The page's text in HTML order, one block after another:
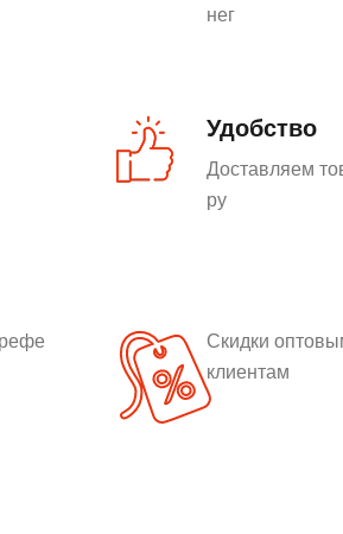
нег
Удобство
Доставляем
ру
Скидки
клиентам